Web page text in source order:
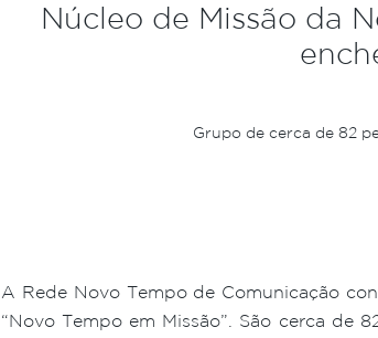
Núcleo de Missão da
Grupo de cerca de 82
A Rede Novo Tempo de Comunicação
“Novo Tempo em Missão”. São cerca de